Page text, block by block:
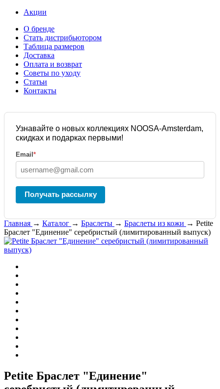
Акции
О бренде
Стать дистрибьютором
Таблица размеров
Доставка
Оплата и возврат
Советы по уходу
Статьи
Контакты
Узнавайте о новых коллекциях NOOSA-Amsterdam,
скидках и подарках первыми!
Email *
Получать рассылку
Главная → Каталог → Браслеты → Браслеты из кожи → Petite
Браслет "Единение" серебристый (лимитированный выпуск)
Petite Браслет "Единение"